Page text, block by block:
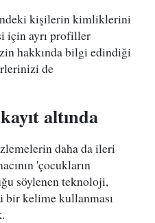
kişilerin kimliklerini
için ayrı profiller
hakkında bilgi edindiği
de
altında
daha da ileri
'çocukların
söylenen teknoloji,
kelime kullanması